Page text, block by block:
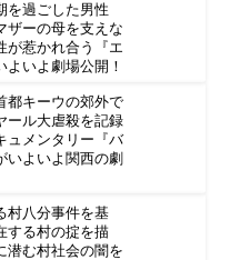
を過ごした男性
ザーの母を支えな
が惹かれ合う『エ
よいよ劇場公開！
都キーウの郊外で
ール大虐殺を記録
ュメンタリー『バ
いよいよ関西の劇
村八分事件を基
する村の掟を描
潜む村社会の闇を